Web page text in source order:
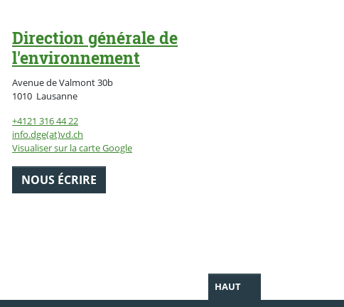
Direction générale de
l'environnement
Avenue de Valmont 30b
1010 LausanneSuisse
+4121 316 44 22
info.dge(at)vd.ch
Visualiser sur la carte Google
NOUS ÉCRIRE
HAUT